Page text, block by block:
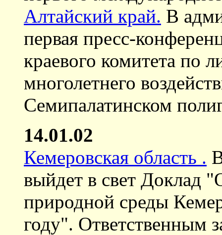
Алтайский край. В
первая пресс-
краевого комитета по
многолетнего
Семипалатинском
14.01.02
Кемеровская область .
выйдет в свет Доклад
природной среды
году". Ответственным